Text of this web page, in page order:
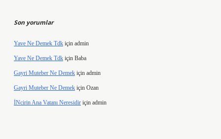
Son yorumlar
Yave Ne Demek Tdk için admin
Yave Ne Demek Tdk için Baba
Gayri Muteber Ne Demek için admin
Gayri Muteber Ne Demek için Ozan
İNcirin Ana Vatanı Neresidir için admin